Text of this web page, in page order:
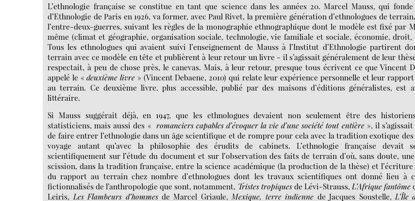
L’ethnologie française se constitue en tant que science dans les années 20. Marcel Mauss, qui
d’Ethnologie de Paris en 1926, va former, avec Paul Rivet, la première génération d’ethnologues de
l’entre-deux-guerres, suivant les règles de la monographie ethnographique dont le modèle est fixé par
même (climat et géographie, organisation sociale, technologie, vie familiale et sociale, économie, droit,
Tous les ethnologues qui avaient suivi l’enseignement de Mauss à l’Institut d’Ethnologie partirent
terrain avec ce modèle en tête et publièrent à leur retour un livre - il s’agissait généralement de leur
respectait, à peu de chose près, le canevas. Mais, à leur retour, presque tous écrivent ce que Vincent
appelé le «deuxième livre » (Vincent Debaene, 2010) qui relate leur expérience personnelle et leur
au terrain. Ce deuxième livre, plus accessible, publié par des maisons d’éditions généralistes, est
littéraire.
Si Mauss suggérait déjà, en 1947, que les ethnologues devaient non seulement être des
statisticiens, mais aussi des « romanciers capables d’évoquer la vie d’une société tout entière», il
de faire entrer l’ethnologie dans un âge scientifique et de rompre pour cela avec la tradition exotique
voyage autant qu’avec la philosophie des érudits de cabinets. L’ethnologie française devait
scientifiquement sur l’étude du document et sur l’observation des faits de terrain d’où, sans doute,
scission, dans la tradition française, entre la science académique (la production de la thèse) et
du rapport au terrain chez nombre d’ethnologues dont les travaux scientifiques ont donné lieu à
fictionnalisés de l’anthropologie que sont, notamment, Tristes tropiquesde Lévi-Strauss,L’Afrique fantôme
Leiris, Les Flambeurs d’hommesde Marcel Griaule,Mexique, terre indienne de Jacques Soustelle,L’Île